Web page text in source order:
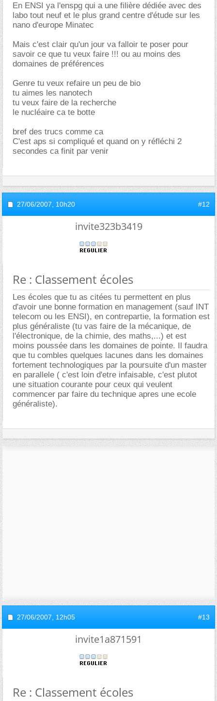
En ENSI ya l'enspg qui a une filière dédiée avec des
labo tout neuf et le plus grand centre d'étude sur les
nano d'europe Minatec
Mais c'est clair qu'un jour va falloir te poser pour
savoir ce que tu veux faire !!! ou au moins des
domaines de préférences
Genre tu veux refaire un peu de bio
tu aimes les nanotech
tu veux faire de la recherche
le nucléaire ca te botte
bref des trucs comme ca
C'est aps si compliqué et quand on y réfléchi 2
secondes ca finit par venir
27/06/2007, 10h20 #12
invite323b3419
Re : Classement écoles
Les écoles que tu as citées tu permettent en plus
d'avoir une bonne formation en management (sauf INT
telecom ou les ENSI), en contrepartie, la formation est
plus généraliste (tu vas faire de la mécanique, de
l'électronique, de la chimie, des maths,...) et est
moins poussée dans les domaines de pointe. Il faudra
que tu combles quelques lacunes dans les domaines
fortement technologiques par la poursuite d'un master
en parallele ( c'est loin d'etre infaisable, c'est plutot
une situation courante pour ceux qui veulent
commencer par faire du technique apres une ecole
généraliste).
27/06/2007, 12h05 #13
invite1a871591
Re : Classement écoles